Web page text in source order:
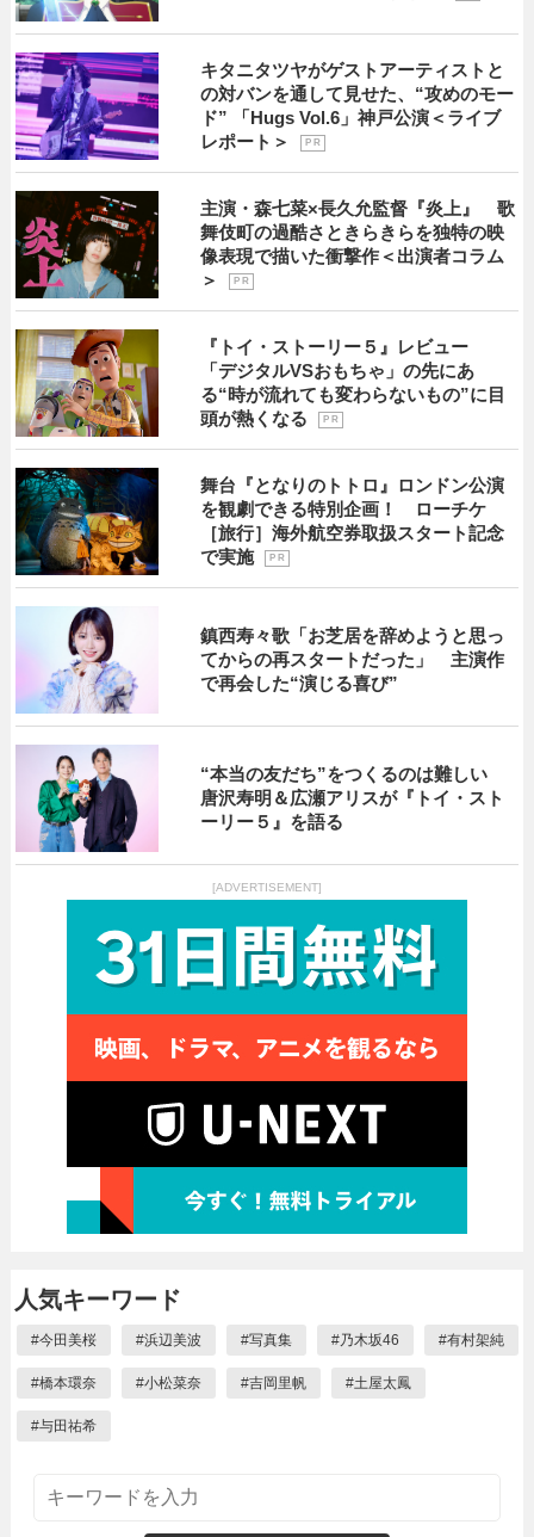
キタニタツヤがゲストアーティストと
の対バンを通して見せた、“攻めのモー
ド” 「Hugs Vol.6」神戸公演＜ライブ
レポート＞
P R
主演・森七菜×長久允監督『炎上』 歌
舞伎町の過酷さときらきらを独特の映
像表現で描いた衝撃作＜出演者コラム
＞
P R
『トイ・ストーリー５』レビュー
「デジタルVSおもちゃ」の先にあ
る“時が流れても変わらないもの”に目
頭が熱くなる
P R
舞台『となりのトトロ』ロンドン公演
を観劇できる特別企画！ ローチケ
［旅行］海外航空券取扱スタート記念
で実施
P R
鎮西寿々歌「お芝居を辞めようと思っ
てからの再スタートだった」 主演作
で再会した“演じる喜び”
“本当の友だち”をつくるのは難しい
唐沢寿明＆広瀬アリスが『トイ・スト
ーリー５』を語る
[ADVERTISEMENT]
人気キーワード
#今田美桜 #浜辺美波 #写真集 #乃木坂46 #有村架純
#橋本環奈 #小松菜奈 #吉岡里帆 #土屋太鳳
#与田祐希